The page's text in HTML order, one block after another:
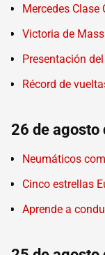
Mercedes Clase
Victoria de
Presentación
Récord de
26 de agosto
Neumáticos
Cinco estrellas
Aprende a